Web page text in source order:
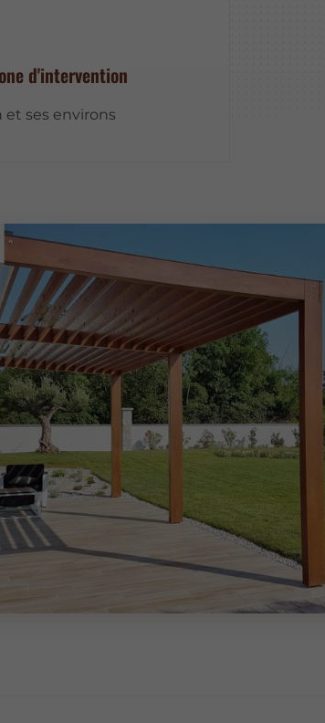
d'intervention
et ses environs